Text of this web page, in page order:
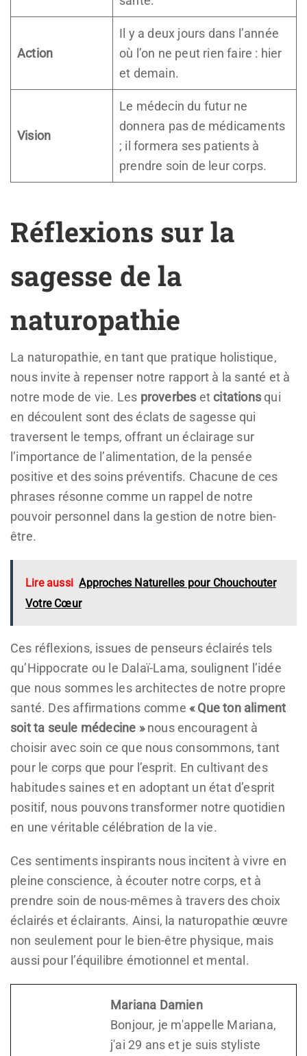
Action
Il y a deux jours dans l’année
où l’on ne peut rien faire : hier
et demain.
Vision
Le médecin du futur ne
donnera pas de médicaments
; il formera ses patients à
prendre soin de leur corps.
Réflexions sur la
sagesse de la
naturopathie
La naturopathie, en tant que pratique holistique,
nous invite à repenser notre rapport à la santé et à
notre mode de vie. Les proverbes etcitations qui
en découlent sont des éclats de sagesse qui
traversent le temps, offrant un éclairage sur
l’importance de l’alimentation, de la pensée
positive et des soins préventifs. Chacune de ces
phrases résonne comme un rappel de notre
pouvoir personnel dans la gestion de notre bien-
être.
Lire aussi Approches Naturelles pour Chouchouter
Votre Cœur
Ces réflexions, issues de penseurs éclairés tels
qu’Hippocrate ou le Dalaï-Lama, soulignent l’idée
que nous sommes les architectes de notre propre
santé. Des affirmations comme « Que ton aliment
soit ta seule médecine »nous encouragent à
choisir avec soin ce que nous consommons, tant
pour le corps que pour l’esprit. En cultivant des
habitudes saines et en adoptant un état d’esprit
positif, nous pouvons transformer notre quotidien
en une véritable célébration de la vie.
Ces sentiments inspirants nous incitent à vivre en
pleine conscience, à écouter notre corps, et à
prendre soin de nous-mêmes à travers des choix
éclairés et éclairants. Ainsi, la naturopathie œuvre
non seulement pour le bien-être physique, mais
aussi pour l’équilibre émotionnel et mental.
Mariana Damien
Bonjour, je m'appelle Mariana,
j'ai 29 ans et je suis styliste